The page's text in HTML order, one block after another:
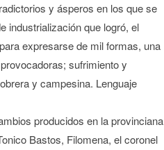
y ásperos en los que se
industrialización que logró, el
expresarse de mil formas, una
sufrimiento y
y campesina. Lenguaje
producidos en la provinciana
Bastos, Filomena, el coronel